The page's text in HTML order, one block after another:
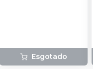
Esgotado